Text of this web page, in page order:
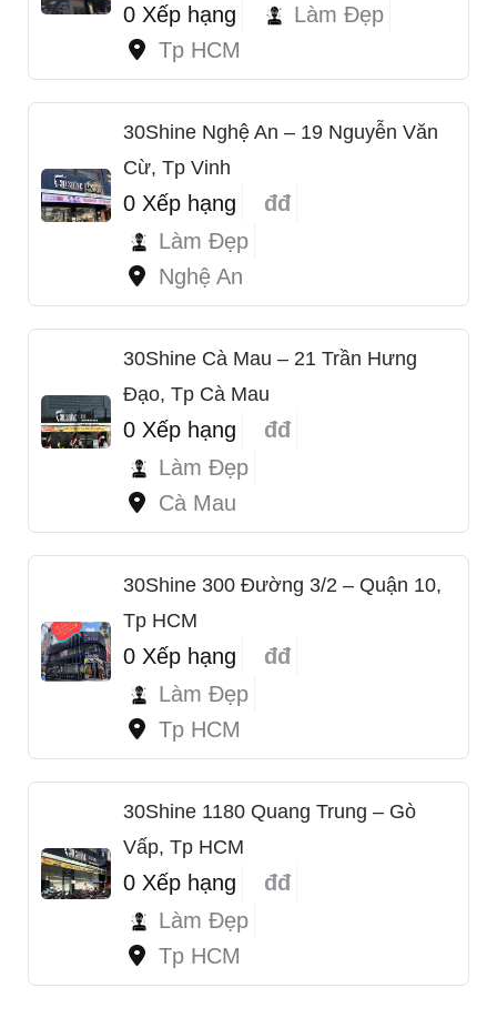
0 Xếp hạng
Làm Đẹp
Tp HCM
30Shine Nghệ An – 19 Nguyễn Văn
Cừ, Tp Vinh
0 Xếp hạng
đđ
Làm Đẹp
Nghệ An
30Shine Cà Mau – 21 Trần Hưng
Đạo, Tp Cà Mau
0 Xếp hạng
đđ
Làm Đẹp
Cà Mau
30Shine 300 Đường 3/2 – Quận 10,
Tp HCM
0 Xếp hạng
đđ
Làm Đẹp
Tp HCM
30Shine 1180 Quang Trung – Gò
Vấp, Tp HCM
0 Xếp hạng
đđ
Làm Đẹp
Tp HCM